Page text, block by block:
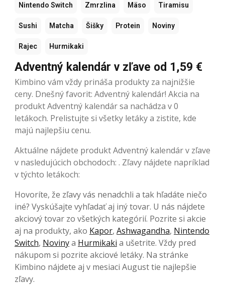
Nintendo Switch Zmrzlina Mäso Tiramisu
Sushi Matcha Šišky Protein Noviny
Rajec Hurmikaki
Adventný kalendár v zľave od 1,59 €
Kimbino vám vždy prináša produkty za najnižšie
ceny. Dnešný favorit: Adventný kalendár! Akcia na
produkt Adventný kalendár sa nachádza v 0
letákoch. Prelistujte si všetky letáky a zistite, kde
majú najlepšiu cenu.
Aktuálne nájdete produkt Adventný kalendár v zľave
v nasledujúcich obchodoch: . Zľavy nájdete napríklad
v týchto letákoch:
Hovoríte, že zľavy vás nenadchli a tak hľadáte niečo
iné? Vyskúšajte vyhľadať aj iný tovar. U nás nájdete
akciový tovar zo všetkých kategórií. Pozrite si akcie
aj na produkty, ako Kapor, Ashwagandha, Nintendo
Switch, Novinya Hurmikaki a ušetrite. Vždy pred
nákupom si pozrite akciové letáky. Na stránke
Kimbino nájdete aj v mesiaci August tie najlepšie
zľavy.